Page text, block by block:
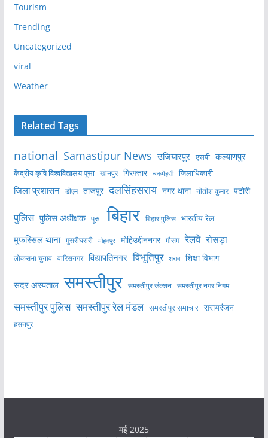
Tourism
Trending
Uncategorized
viral
Weather
Related Tags
national Samastipur News उजियारपुर एसपी कल्याणपुर
केंद्रीय कृषि विश्वविद्यालय पूसा खानपुर गिरफ्तार चकमेहसी जिलाधिकारी
जिला प्रशासन डीएम ताजपुर दलसिंहसराय नगर थाना नीतीश कुमार पटोरी
पुलिस पुलिस अधीक्षक पूसा बिहार बिहार पुलिस भारतीय रेल
मुफस्सिल थाना मुसरीघरारी मोहनपुर मोहिउद्दीननगर मौसम रेलवे रोसड़ा
लोकसभा चुनाव वारिसनगर विद्यापतिनगर विभूतिपुर शराब शिक्षा विभाग
सदर अस्पताल समस्तीपुर समस्तीपुर जंक्शन समस्तीपुर नगर निगम
समस्तीपुर पुलिस समस्तीपुर रेल मंडल समस्तीपुर समाचार सरायरंजन
हसनपुर
मई 2025